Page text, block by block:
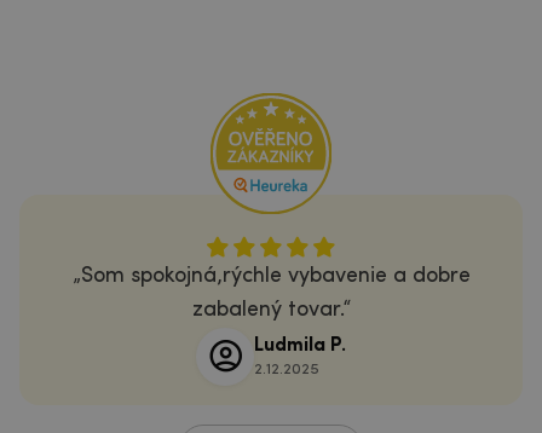
Som spokojná,rýchle vybavenie a dobre
zabalený tovar.
Ludmila P.
2.12.2025